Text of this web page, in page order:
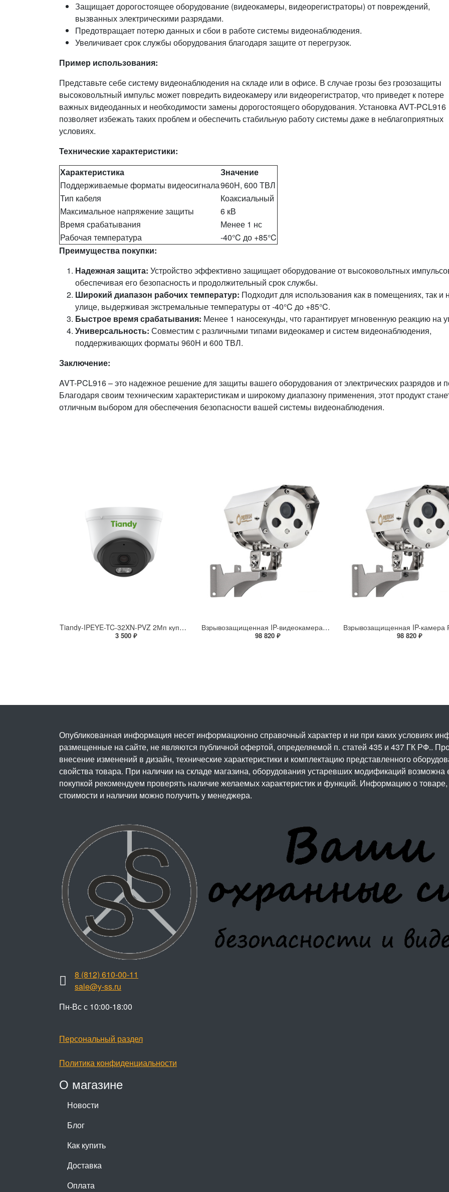
Защищает дорогостоящее оборудование (видеокамеры, видеорегистраторы) от повреждений,
вызванных электрическими разрядами.
Предотвращает потерю данных и сбои в работе системы видеонаблюдения.
Увеличивает срок службы оборудования благодаря защите от перегрузок.
Пример использования:
Представьте себе систему видеонаблюдения на складе или в офисе. В случае грозы без грозозащиты
высоковольтный импульс может повредить видеокамеру или видеорегистратор, что приведет к потере
важных видеоданных и необходимости замены дорогостоящего оборудования. Установка AVT-PCL916
позволяет избежать таких проблем и обеспечить стабильную работу системы даже в неблагоприятных
условиях.
Технические характеристики:
Характеристика
Значение
Поддерживаемые форматы видеосигнала960H, 600 ТВЛ
Тип кабеля
Коаксиальный
Максимальное напряжение защиты
6 кВ
Время срабатывания
Менее 1 нс
Рабочая температура
-40°C до +85°C
Преимущества покупки:
Надежная защита: Устройство эффективно защищает оборудование от высоковольтных
обеспечивая его безопасность и продолжительный срок службы.
Широкий диапазон рабочих температур: Подходит для использования как в помещениях, так и
улице, выдерживая экстремальные температуры от -40°C до +85°C.
Быстрое время срабатывания: Менее 1 наносекунды, что гарантирует мгновенную реакцию на
Универсальность: Совместим с различными типами видеокамер и систем видеонаблюдения,
поддерживающих форматы 960H и 600 ТВЛ.
Заключение:
AVT-PCL916 – это надежное решение для защиты вашего оборудования от электрических разрядов и
Благодаря своим техническим характеристикам и широкому диапазону применения, этот продукт
отличным выбором для обеспечения безопасности вашей системы видеонаблюдения.
Tiandy-IPEYE-TC-32XN-PVZ 2Мп купольная «турель» IP камера с фиксированным объективом, серия SPARK со встроенным агентом IPEYE для ПВЗ
3 500 ₽
Взрывозащищенная IP-видеокамера Релион Релион-Exd-Н-100-ИК-IP5Мп2.8mm-PoE-МК-TR
98 820 ₽ 98 820 ₽
О магазине
Новости
Блог
Как купить
Доставка
Оплата
8 (812) 610-00-11
sale@y-ss.ru
Пн-Вс с 10:00-18:00
Персональный раздел
Политика конфиденциальности
Опубликованная информация несет информационно справочный характер и ни при каких условиях
размещенные на сайте, не являются публичной офертой, определяемой п. статей 435 и 437 ГК РФ..
внесение изменений в дизайн, технические характеристики и комплектацию представленного
свойства товара. При наличии на складе магазина, оборудования устаревших модификаций
покупкой рекомендуем проверять наличие желаемых характеристик и функций. Информацию о товаре,
стоимости и наличии можно получить у менеджера.